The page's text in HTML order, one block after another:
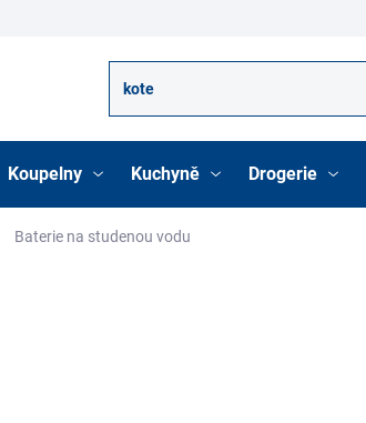
Koupelny Kuchyně Drogerie
Baterie na studenou vodu